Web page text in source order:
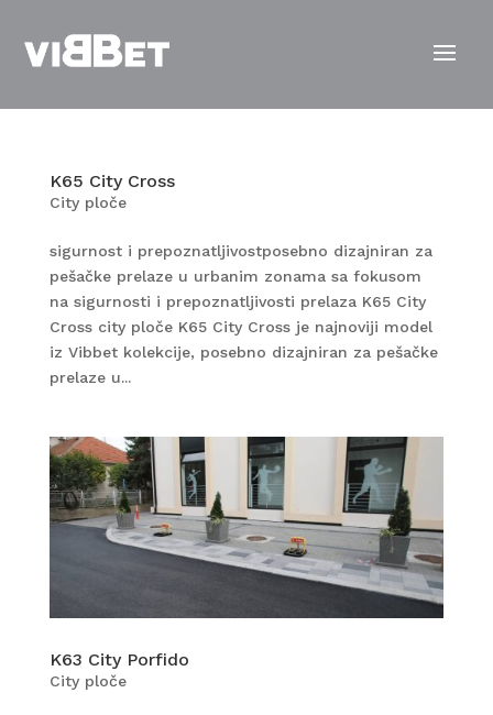
K65 City Cross
City ploče
sigurnost i prepoznatljivostposebno dizajniran za
pešačke prelaze u urbanim zonama sa fokusom
na sigurnosti i prepoznatljivosti prelaza K65 City
Cross city ploče K65 City Cross je najnoviji model
iz Vibbet kolekcije, posebno dizajniran za pešačke
prelaze u...
K63 City Porfido
City ploče